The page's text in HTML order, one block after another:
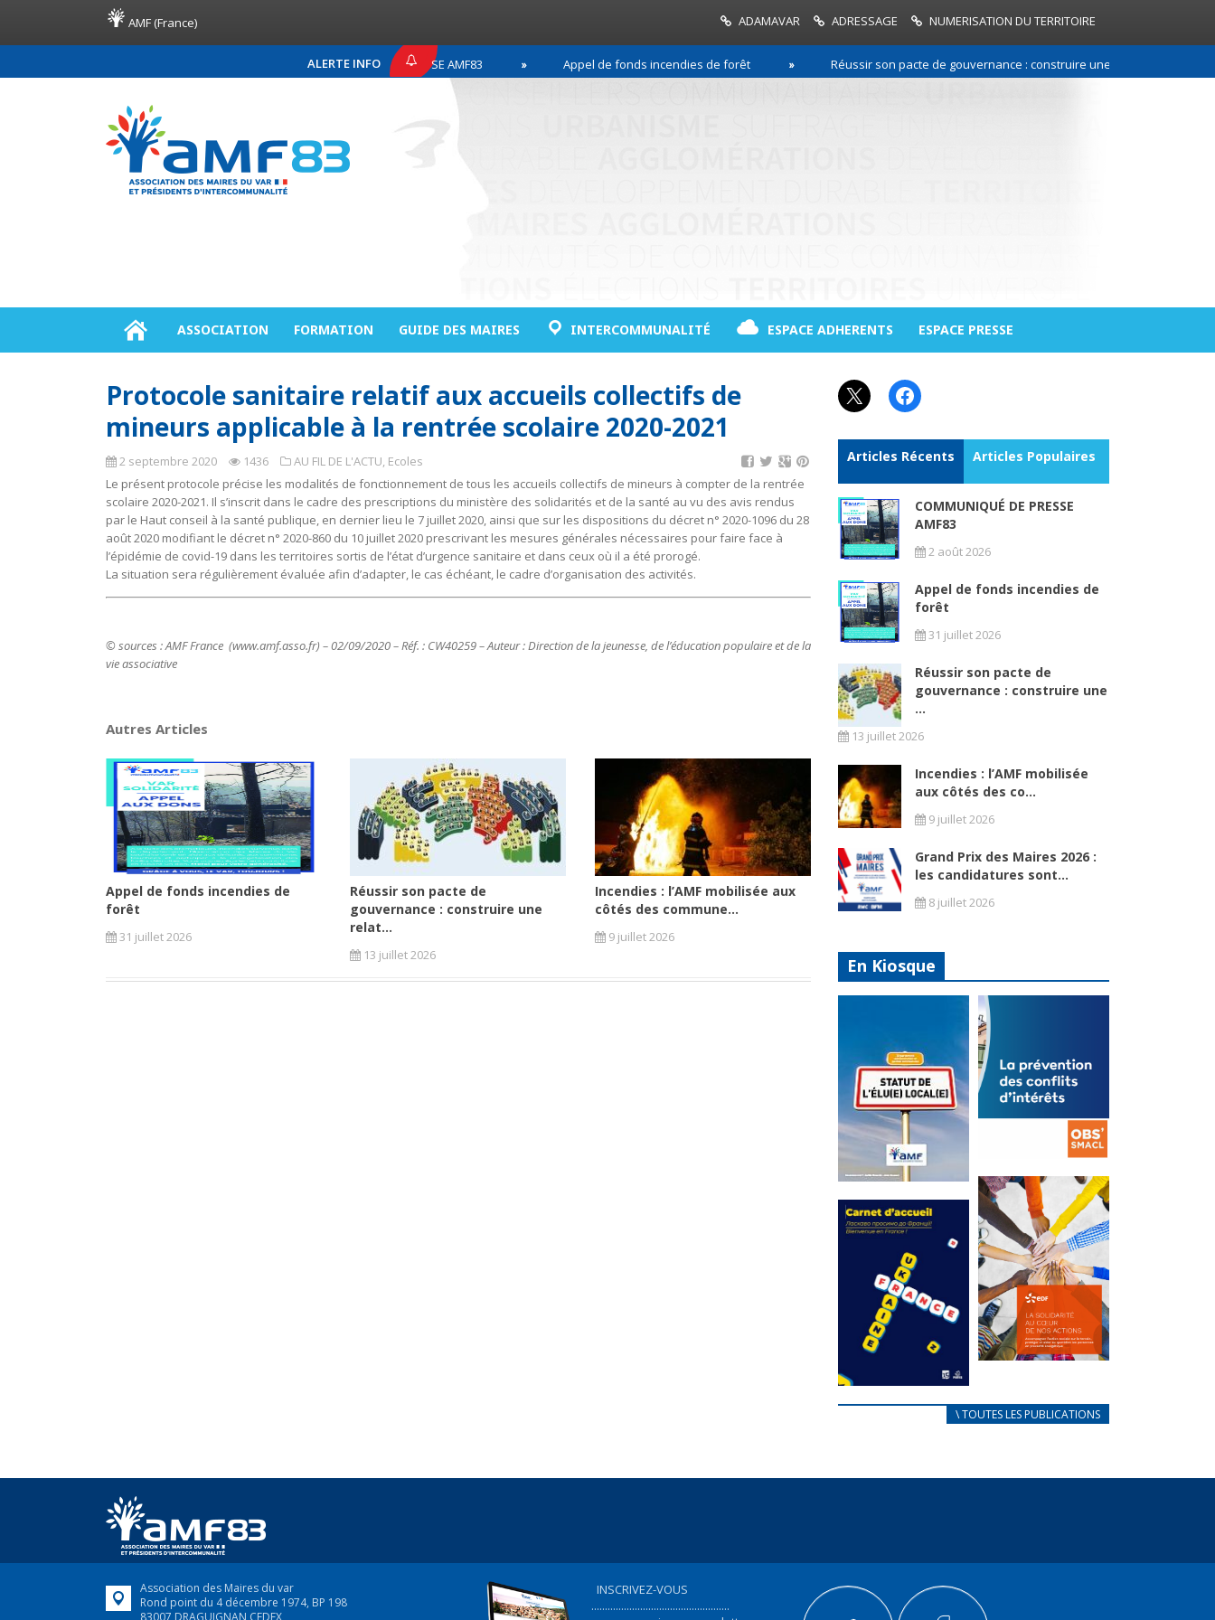
AMF (France) ADAMAVAR ADRESSAGE NUMERISATION DU TERRITOIRE
ALERTE INFO
COMMUNIQUÉ DE PRESSE AMF83 Appel de fonds incendies de forêt Réussir son pacte de gouvernance : construire une relation de
ASSOCIATION FORMATION GUIDE DES MAIRES INTERCOMMUNALITÉ ESPACE ADHERENTS ESPACE PRESSE
Protocole sanitaire relatif aux accueils collectifs de
mineurs applicable à la rentrée scolaire 2020-2021
2 septembre 2020 1436 AU FIL DE L'ACTU, Ecoles
Le présent protocole précise les modalités de fonctionnement de tous les accueils collectifs de mineurs à compter de la rentrée
scolaire 2020-2021. Il s’inscrit dans le cadre des prescriptions du ministère des solidarités et de la santé au vu des avis rendus
par le Haut conseil à la santé publique, en dernier lieu le 7 juillet 2020, ainsi que sur les dispositions du décret n° 2020-1096 du 28
août 2020 modifiant le décret n° 2020-860 du 10 juillet 2020 prescrivant les mesures générales nécessaires pour faire face à
l’épidémie de covid-19 dans les territoires sortis de l’état d’urgence sanitaire et dans ceux où il a été prorogé.
La situation sera régulièrement évaluée afin d’adapter, le cas échéant, le cadre d’organisation des activités.
© sources : AMF France (www.amf.asso.fr) – 02/09/2020 – Réf. : CW40259 – Auteur : Direction de la jeunesse, de l’éducation populaire et de la
vie associative
Autres Articles
Appel de fonds incendies de
forêt
31 juillet 2026
Réussir son pacte de
gouvernance : construire une
relat...
13 juillet 2026
Incendies : l’AMF mobilisée aux
côtés des commune...
9 juillet 2026
X Facebook
Articles Récents Articles Populaires
COMMUNIQUÉ DE PRESSE
AMF83
2 août 2026
Appel de fonds incendies de
forêt
31 juillet 2026
Réussir son pacte de
gouvernance : construire une
...
13 juillet 2026
Incendies : l’AMF mobilisée
aux côtés des co...
9 juillet 2026
Grand Prix des Maires 2026 :
les candidatures sont...
8 juillet 2026
En Kiosque
Statut de
l’élu local
Mise à jour avril
2024
FEUILLETER
La
prévention
des conflits
d’intérêts
18 septembre 2023
FEUILLETER
au coeur de
nos actions
en France,...
FEUILLETER
\ TOUTES LES PUBLICATIONS
Association des Maires du var
Rond point du 4 décembre 1974, BP 198
83007 DRAGUIGNAN CEDEX
INSCRIVEZ-VOUS
...................................................